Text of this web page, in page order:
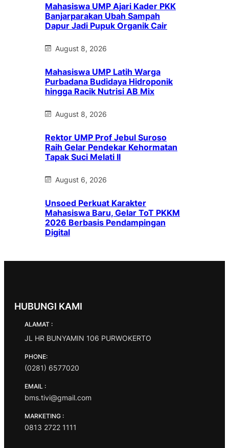
Mahasiswa UMP Ajari Kader PKK
Banjarparakan Ubah Sampah
Dapur Jadi Pupuk Organik Cair
August 8, 2026
Mahasiswa UMP Latih Warga
Purbadana Budidaya Hidroponik
hingga Racik Nutrisi AB Mix
August 8, 2026
Rektor UMP Prof Jebul Suroso
Raih Gelar Pendekar Kehormatan
Tapak Suci Melati II
August 6, 2026
Unsoed Perkuat Karakter
Mahasiswa Baru, Gelar ToT PKKM
2026 Berbasis Pendampingan
Digital
HUBUNGI KAMI
ALAMAT :
JL HR BUNYAMIN 106 PURWOKERTO
PHONE:
(0281) 6577020
EMAIL :
bms.tivi@gmail.com
MARKETING :
0813 2722 1111